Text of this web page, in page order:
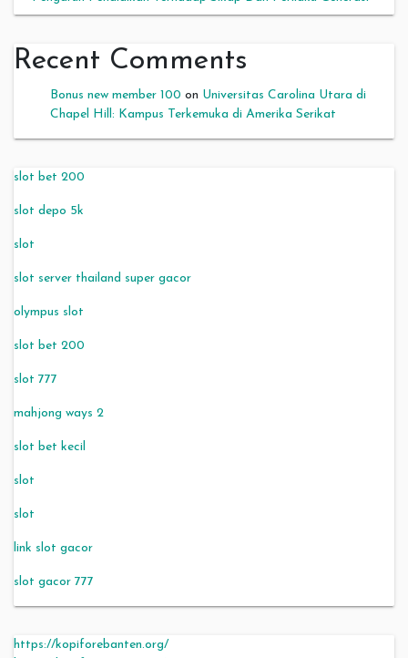
Recent Comments
Bonus new member 100 on Universitas Carolina Utara di
Chapel Hill: Kampus Terkemuka di Amerika Serikat
slot bet 200
slot depo 5k
slot
slot server thailand super gacor
olympus slot
slot bet 200
slot 777
mahjong ways 2
slot bet kecil
slot
slot
link slot gacor
slot gacor 777
https://kopiforebanten.org/